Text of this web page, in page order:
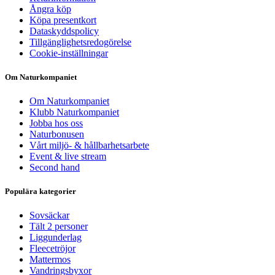
Ångra köp
Köpa presentkort
Dataskyddspolicy
Tillgänglighetsredogörelse
Cookie-inställningar
Om Naturkompaniet
Om Naturkompaniet
Klubb Naturkompaniet
Jobba hos oss
Naturbonusen
Vårt miljö- & hållbarhetsarbete
Event & live stream
Second hand
Populära kategorier
Sovsäckar
Tält 2 personer
Liggunderlag
Fleecetröjor
Mattermos
Vandringsbyxor